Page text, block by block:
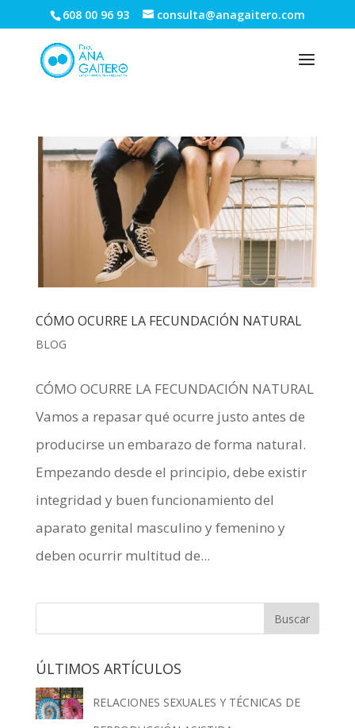
608 00 96 93 consulta@anagaitero.com
CÓMO OCURRE LA FECUNDACIÓN NATURAL
BLOG
CÓMO OCURRE LA FECUNDACIÓN NATURAL
Vamos a repasar qué ocurre justo antes de
producirse un embarazo de forma natural.
Empezando desde el principio, debe existir
integridad y buen funcionamiento del
aparato genital masculino y femenino y
deben ocurrir multitud de...
ÚLTIMOS ARTÍCULOS
RELACIONES SEXUALES Y TÉCNICAS DE